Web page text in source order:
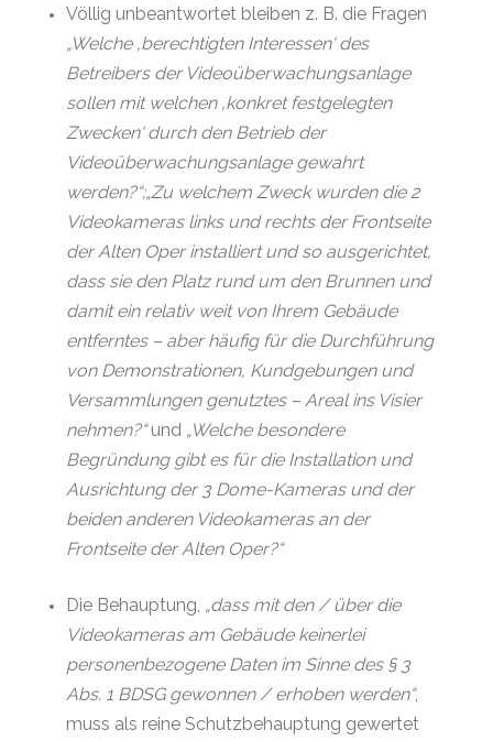
Völlig unbeantwortet bleiben z. B. die Fragen
„Welche ‚berechtigten Interessen‘ des
Betreibers der Videoüberwachungsanlage
sollen mit welchen ‚konkret festgelegten
Zwecken‘ durch den Betrieb der
Videoüberwachungsanlage gewahrt
werden?“;„Zu welchem Zweck wurden die 2
Videokameras links und rechts der Frontseite
der Alten Oper installiert und so ausgerichtet,
dass sie den Platz rund um den Brunnen und
damit ein relativ weit von Ihrem Gebäude
entferntes – aber häufig für die Durchführung
von Demonstrationen, Kundgebungen und
Versammlungen genutztes – Areal ins Visier
nehmen?“und „Welche besondere
Begründung gibt es für die Installation und
Ausrichtung der 3 Dome-Kameras und der
beiden anderen Videokameras an der
Frontseite der Alten Oper?“
Die Behauptung, „dass mit den / über die
Videokameras am Gebäude keinerlei
personenbezogene Daten im Sinne des § 3
Abs. 1 BDSG gewonnen / erhoben werden“,
muss als reine Schutzbehauptung gewertet